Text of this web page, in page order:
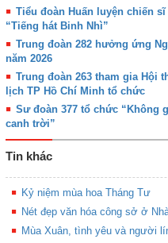
Tiểu đoàn Huấn luyện chiến
“Tiếng hát Binh Nhì”
Trung đoàn 282 hưởng ứng
năm 2026
Trung đoàn 263 tham gia Hội
lịch TP Hồ Chí Minh tổ chức
Sư đoàn 377 tổ chức “Không
canh trời”
Tin khác
Kỷ niệm mùa hoa Tháng Tư
Nét đẹp văn hóa công sở ở
Mùa Xuân, tình yêu và người